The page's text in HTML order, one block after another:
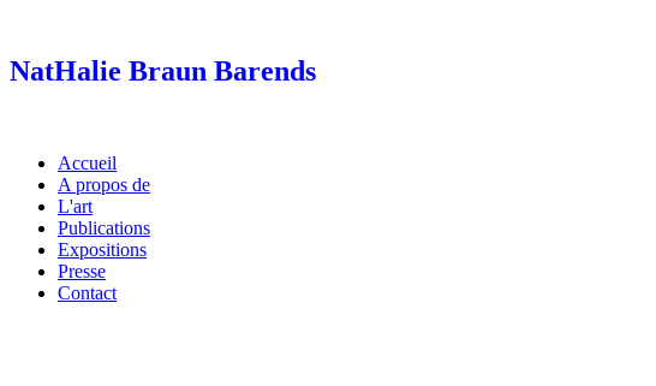
content
NatHalie Braun Barends
Accueil
A propos de
L'art
Publications
Expositions
Presse
Contact